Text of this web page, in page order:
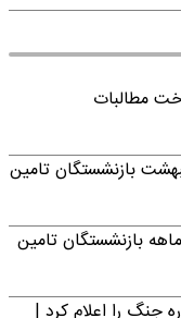
مطالبات
بازنشستگان تامین
بازنشستگان تامین
جنگ را اعلام کرد |